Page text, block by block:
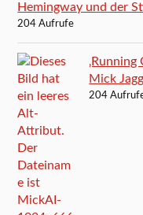
Hemingway und der
204 Aufrufe
Mick
204